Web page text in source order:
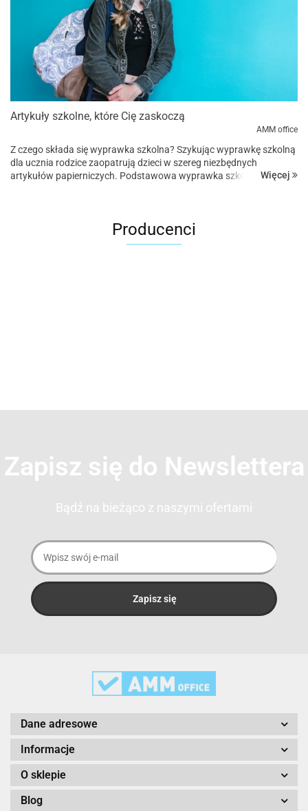
Artykuły szkolne, które Cię zaskoczą
AMM office
Z czego składa się wyprawka szkolna? Szykując wyprawkę szkolną
dla ucznia rodzice zaopatrują dzieci w szereg niezbędnych
artykułów papierniczych. Podstawowa wyprawka szkolna
Więcej
Producenci
Zapisz się do Newslettera
Bądź na bieżąco z naszymi ofertami
Dane adresowe
Informacje
O sklepie
Blog